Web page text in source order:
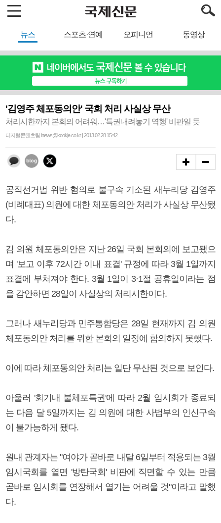
뉴스 스포츠·연예 오피니언 동영상
'김영주 체포동의안' 국회 처리 사실상 무산
처리시한까지 본회의 어려워…'특권내려놓기 역행' 비판일 듯
디지털콘텐츠팀 inews@kookje.co.kr | 2013.02.28 15:42
공직선거법 위반 혐의로 불구속 기소된 새누리당 김영주
(비례대표) 의원에 대한 체포동의안 처리가 사실상 무산됐
다.
김 의원 체포동의안은 지난 26일 국회 본회의에 보고됐으
며 '보고 이후 72시간 이내 표결' 규정에 따라 3월 1일까지
표결에 부쳐져야 한다. 3월 1일이 3·1절 공휴일이라는 점
을 감안하면 28일이 사실상의 처리시한이다.
그러나 새누리당과 민주통합당은 28일 현재까지 김 의원
체포동의안 처리를 위한 본회의 일정에 합의하지 못했다.
이에 따라 체포동의안 처리는 일단 무산된 것으로 보인다.
아울러 '회기내 불체포특권'에 따라 2월 임시회가 종료되
는 다음 달 5일까지는 김 의원에 대한 사법부의 인신구속
이 불가능하게 됐다.
원내 관계자는 "여야가 곧바로 내달 6일부터 적용되는 3월
임시국회를 열면 '방탄국회' 비판에 직면할 수 있는 만큼
곧바로 임시회를 연장해서 열기는 어려울 것"이라고 말했
다.